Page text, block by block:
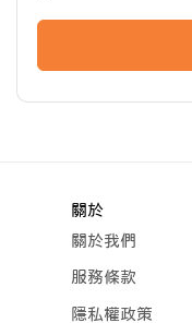
關於
關於我們
服務條款
隱私權政策